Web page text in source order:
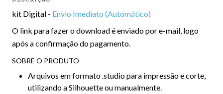
kit Digital - Envio Imediato (Automático)
O link para fazer o download é enviado por e-mail, logo
após a confirmação do pagamento.
SOBRE O PRODUTO
Arquivos em formato .studio para impressão e corte,
utilizando a Silhouette ou manualmente.